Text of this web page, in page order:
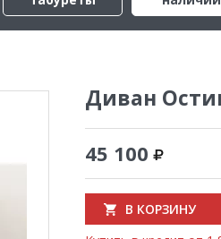
Диван
45 100
В КОРЗИНУ